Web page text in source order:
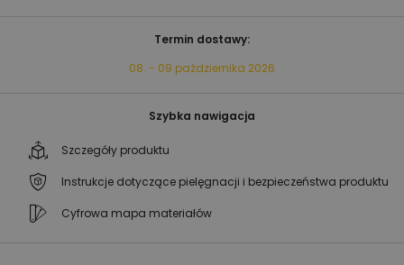
Termin dostawy:
08. - 09 października 2026
Szybka nawigacja
Szczegóły produktu
Instrukcje dotyczące pielęgnacji i bezpieczeństwa produktu
Cyfrowa mapa materiałów